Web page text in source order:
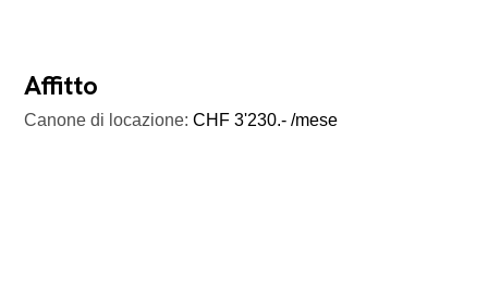
Affitto
Canone di locazione: CHF 3'230.- /mese